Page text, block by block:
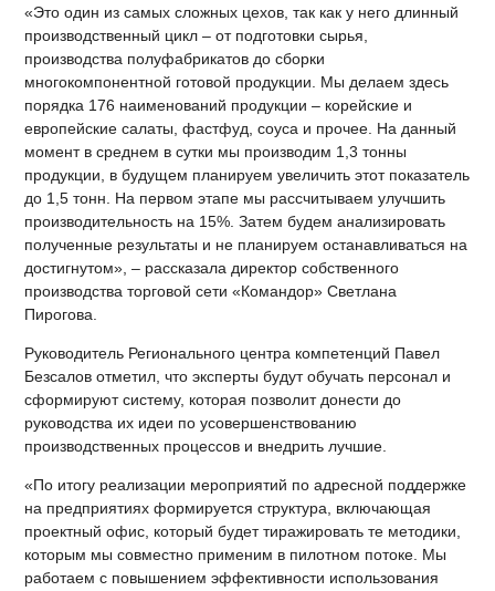
«Это один из самых сложных цехов, так как у него длинный
производственный цикл – от подготовки сырья,
производства полуфабрикатов до сборки
многокомпонентной готовой продукции. Мы делаем здесь
порядка 176 наименований продукции – корейские и
европейские салаты, фастфуд, соуса и прочее. На данный
момент в среднем в сутки мы производим 1,3 тонны
продукции, в будущем планируем увеличить этот показатель
до 1,5 тонн. На первом этапе мы рассчитываем улучшить
производительность на 15%. Затем будем анализировать
полученные результаты и не планируем останавливаться на
достигнутом», – рассказала директор собственного
производства торговой сети «Командор» Светлана
Пирогова.
Руководитель Регионального центра компетенций Павел
Безсалов отметил, что эксперты будут обучать персонал и
сформируют систему, которая позволит донести до
руководства их идеи по усовершенствованию
производственных процессов и внедрить лучшие.
«По итогу реализации мероприятий по адресной поддержке
на предприятиях формируется структура, включающая
проектный офис, который будет тиражировать те методики,
которым мы совместно применим в пилотном потоке. Мы
работаем с повышением эффективности использования